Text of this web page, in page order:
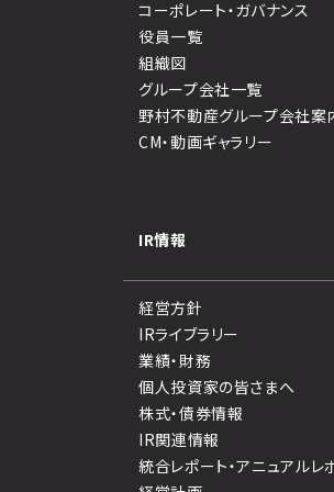
コーポレート・ガバナンス
役員一覧
組織図
グループ会社一覧
野村不動産グループ会社案
CM・動画ギャラリー
IR情報
経営方針
IRライブラリー
業績・財務
個人投資家の皆さまへ
株式・債券情報
IR関連情報
統合レポート・アニュアルレ